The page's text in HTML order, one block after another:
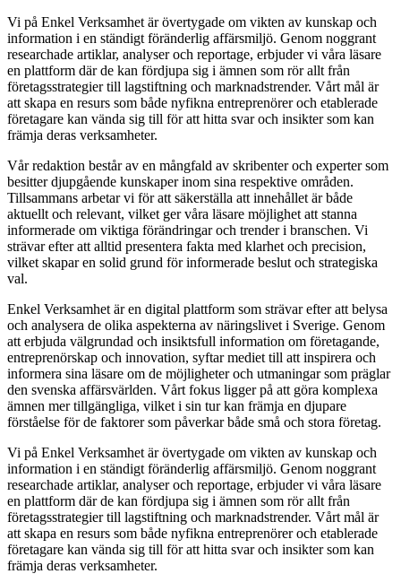
Vi på Enkel Verksamhet är övertygade om vikten av kunskap och
information i en ständigt föränderlig affärsmiljö. Genom noggrant
researchade artiklar, analyser och reportage, erbjuder vi våra läsare
en plattform där de kan fördjupa sig i ämnen som rör allt från
företagsstrategier till lagstiftning och marknadstrender. Vårt mål är
att skapa en resurs som både nyfikna entreprenörer och etablerade
företagare kan vända sig till för att hitta svar och insikter som kan
främja deras verksamheter.
Vår redaktion består av en mångfald av skribenter och experter som
besitter djupgående kunskaper inom sina respektive områden.
Tillsammans arbetar vi för att säkerställa att innehållet är både
aktuellt och relevant, vilket ger våra läsare möjlighet att stanna
informerade om viktiga förändringar och trender i branschen. Vi
strävar efter att alltid presentera fakta med klarhet och precision,
vilket skapar en solid grund för informerade beslut och strategiska
val.
Enkel Verksamhet är en digital plattform som strävar efter att belysa
och analysera de olika aspekterna av näringslivet i Sverige. Genom
att erbjuda välgrundad och insiktsfull information om företagande,
entreprenörskap och innovation, syftar mediet till att inspirera och
informera sina läsare om de möjligheter och utmaningar som präglar
den svenska affärsvärlden. Vårt fokus ligger på att göra komplexa
ämnen mer tillgängliga, vilket i sin tur kan främja en djupare
förståelse för de faktorer som påverkar både små och stora företag.
Vi på Enkel Verksamhet är övertygade om vikten av kunskap och
information i en ständigt föränderlig affärsmiljö. Genom noggrant
researchade artiklar, analyser och reportage, erbjuder vi våra läsare
en plattform där de kan fördjupa sig i ämnen som rör allt från
företagsstrategier till lagstiftning och marknadstrender. Vårt mål är
att skapa en resurs som både nyfikna entreprenörer och etablerade
företagare kan vända sig till för att hitta svar och insikter som kan
främja deras verksamheter.